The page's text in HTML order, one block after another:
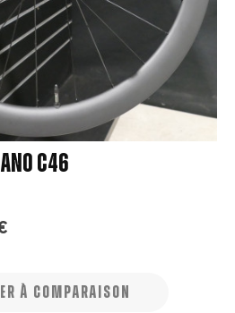
C46
À COMPARAISON